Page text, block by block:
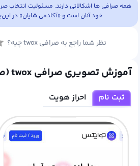
همه صرافی ها اشکالاتی دارند. مسئولیت انتخاب
خود آنان است و «آکادمی شایان» در
نظر شما راجع به صرافی twox چیه؟
آموزش تصویری صرافی twox (صرافی توایکس)
ثبت نام احراز هویت